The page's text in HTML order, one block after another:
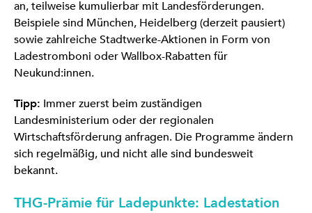
an, teilweise kumulierbar mit Landesförderungen.
Beispiele sind München, Heidelberg (derzeit pausiert)
sowie zahlreiche Stadtwerke-Aktionen in Form von
Ladestromboni oder Wallbox-Rabatten für
Neukund:innen.
Tipp: Immer zuerst beim zuständigen
Landesministerium oder der regionalen
Wirtschaftsförderung anfragen. Die Programme ändern
sich regelmäßig, und nicht alle sind bundesweit
bekannt.
THG-Prämie für Ladepunkte: Ladestation